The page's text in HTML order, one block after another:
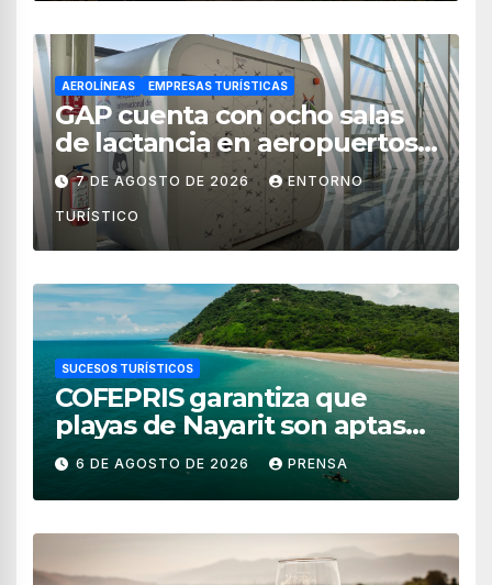
AEROLÍNEAS EMPRESAS TURÍSTICAS
GAP cuenta con ocho salas
de lactancia en aeropuertos
de México
7 DE AGOSTO DE 2026 ENTORNO
TURÍSTICO
SUCESOS TURÍSTICOS
COFEPRIS garantiza que
playas de Nayarit son aptas
para uso recreativo
6 DE AGOSTO DE 2026 PRENSA